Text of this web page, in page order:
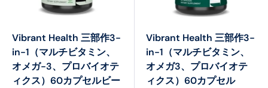
Vibrant Health 三部作3-
in-1（マルチビタミン、
オメガ-3、プロバイオテ
ィクス）60カプセルビー
Vibrant Health 三部作3-
in-1（マルチビタミン、
オメガ3、プロバイオテ
ィクス）60カプセル